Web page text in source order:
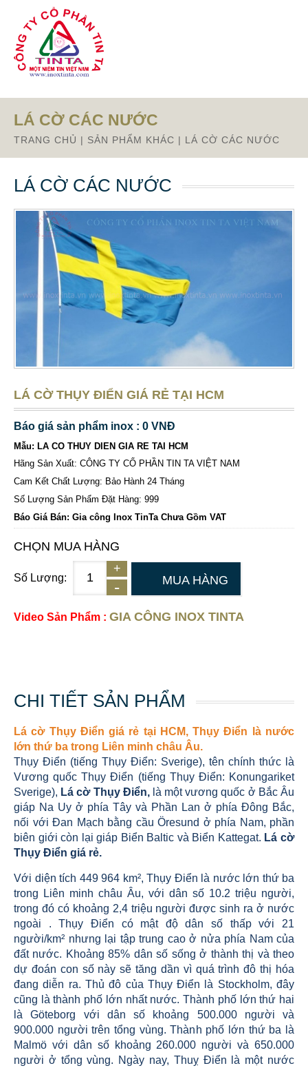
Từ mục này trở xuống là mã nguồn Zalo
LÁ CỜ CÁC NƯỚC
TRANG CHỦ | SẢN PHẨM KHÁC | LÁ CỜ CÁC NƯỚC
LÁ CỜ CÁC NƯỚC
LÁ CỜ THỤY ĐIỂN GIÁ RẺ TẠI HCM
Báo giá sản phẩm inox : 0 VNĐ
Mẫu: LA CO THUY DIEN GIA RE TAI HCM
Hãng Sản Xuất: CÔNG TY CỔ PHẦN TIN TA VIỆT NAM
Cam Kết Chất Lượng: Bảo Hành 24 Tháng
Số Lượng Sản Phẩm Đặt Hàng: 999
Báo Giá Bán: Gia công Inox TinTa Chưa Gồm VAT
CHỌN MUA HÀNG
Số Lượng: MUA HÀNG
Video Sản Phẩm : GIA CÔNG INOX TINTA
CHI TIẾT SẢN PHẨM
Lá cờ Thụy Điển giá rẻ tại HCM, Thụy Điển là nước
lớn thứ ba trong Liên minh châu Âu.
Thụy Điển (tiếng Thụy Điển: Sverige), tên chính thức là
Vương quốc Thụy Điển (tiếng Thụy Điển: Konungariket
Sverige), Lá cờ Thụy Điển, là một vương quốc ở Bắc Âu
giáp Na Uy ở phía Tây và Phần Lan ở phía Đông Bắc,
nối với Đan Mạch bằng cầu Öresund ở phía Nam, phần
biên giới còn lại giáp Biển Baltic và Biển Kattegat. Lá cờ
Thụy Điển giá rẻ.
Với diện tích 449 964 km², Thụy Điển là nước lớn thứ ba
trong Liên minh châu Âu, với dân số 10.2 triệu người,
trong đó có khoảng 2,4 triệu người được sinh ra ở nước
ngoài . Thụy Điển có mật độ dân số thấp với 21
người/km² nhưng lại tập trung cao ở nửa phía Nam của
đất nước. Khoảng 85% dân số sống ở thành thị và theo
dự đoán con số này sẽ tăng dần vì quá trình đô thị hóa
đang diễn ra. Thủ đô của Thụy Điển là Stockholm, đây
cũng là thành phố lớn nhất nước. Thành phố lớn thứ hai
là Göteborg với dân số khoảng 500.000 người và
900.000 người trên tổng vùng. Thành phố lớn thứ ba là
Malmö với dân số khoảng 260.000 người và 650.000
người ở tổng vùng. Ngày nay, Thuỵ Điển là một nước